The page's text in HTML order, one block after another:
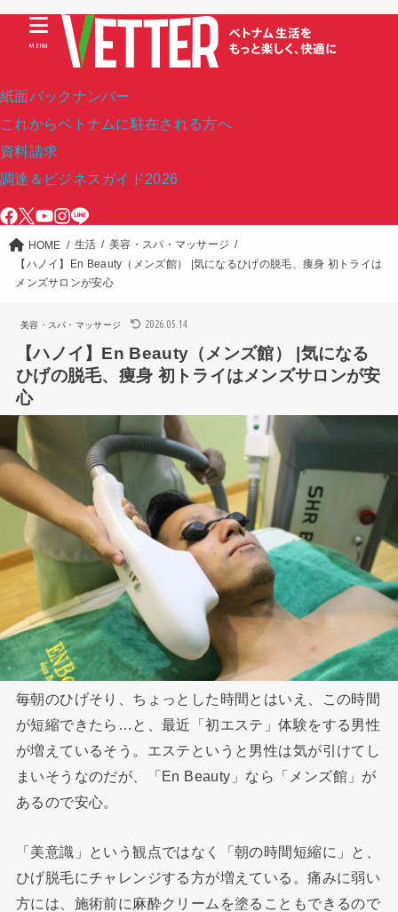
紙面バックナンバー
これからベトナムに駐在される方へ
資料請求
調達＆ビジネスガイド2026
MENU
HOME 生活
美容・スパ・マッサージ
【ハノイ】En Beauty（メンズ館） |気になるひげの脱毛、痩身 初トライは
メンズサロンが安心
美容・スパ・マッサージ 2026.05.14
【ハノイ】En Beauty（メンズ館） |気になる
ひげの脱毛、痩身 初トライはメンズサロンが安
心
毎朝のひげそり、ちょっとした時間とはいえ、この時間
が短縮できたら…と、最近「初エステ」体験をする男性
が増えているそう。エステというと男性は気が引けてし
まいそうなのだが、「En Beauty」なら「メンズ館」が
あるので安心。
「美意識」という観点ではなく「朝の時間短縮に」と、
ひげ脱毛にチャレンジする方が増えている。痛みに弱い
方には、施術前に麻酔クリームを塗ることもできるので